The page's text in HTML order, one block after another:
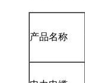
产品名称